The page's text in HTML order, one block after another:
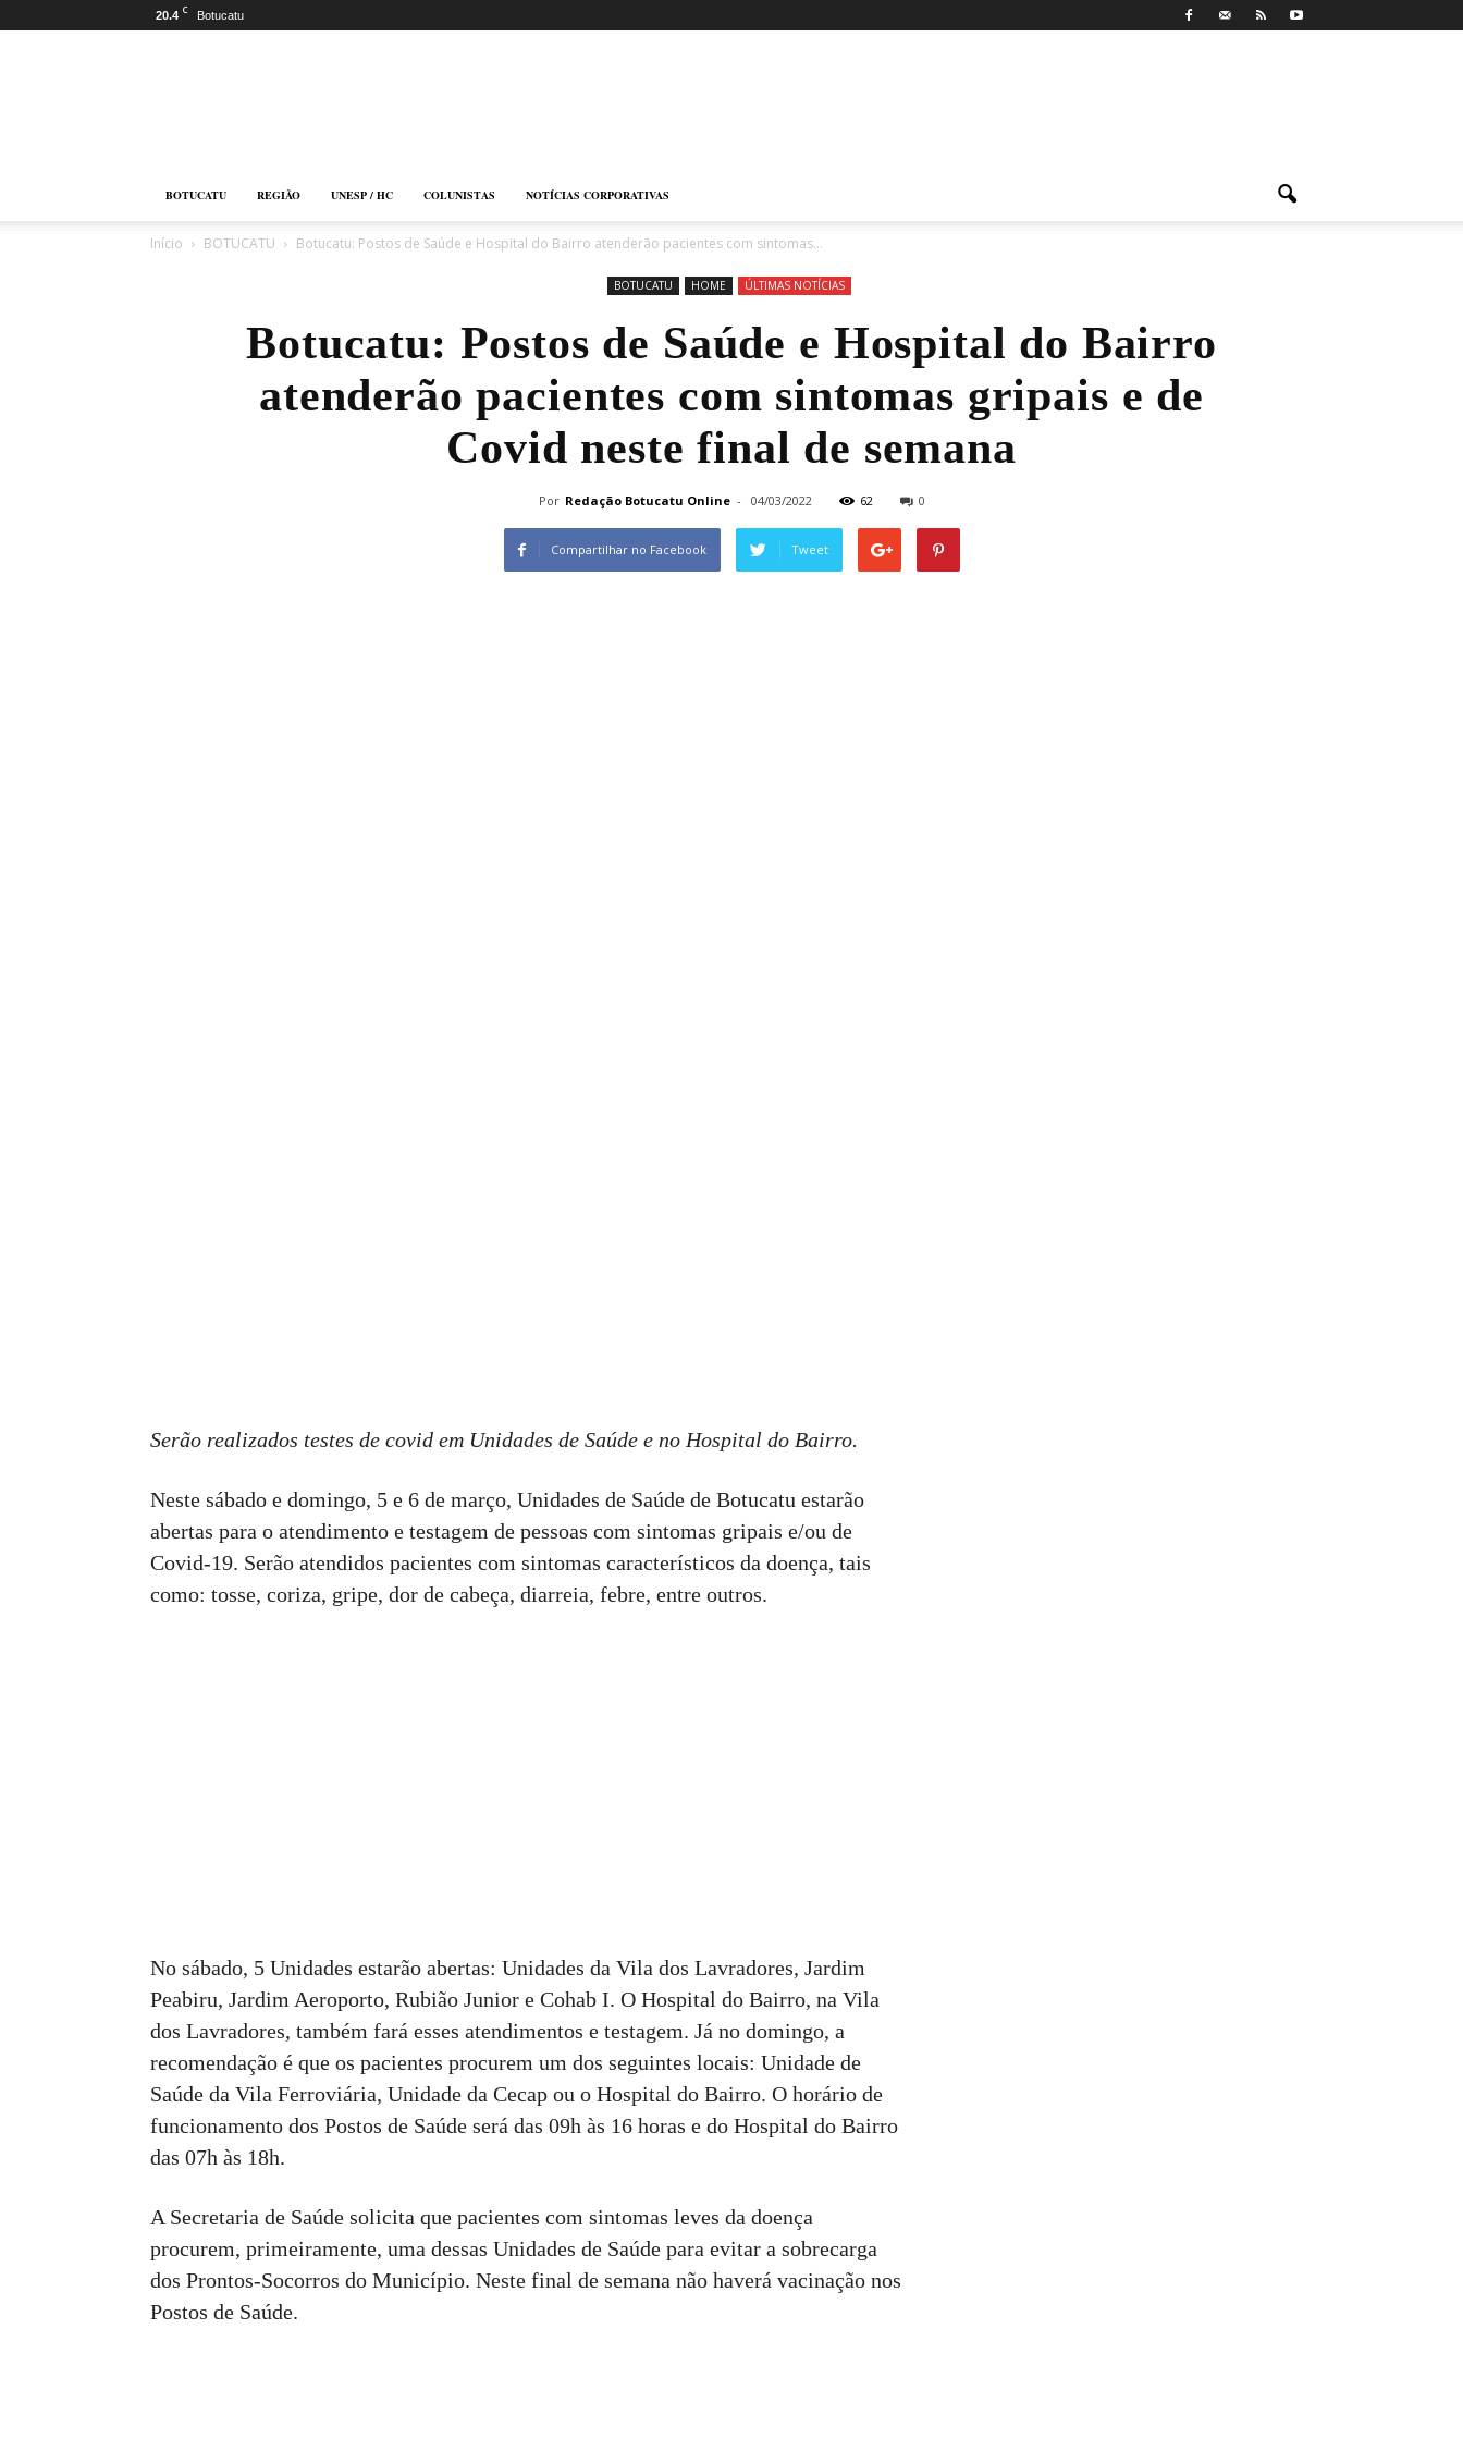
20.4 C Botucatu
BOTUCATU REGIÃO UNESP / HC COLUNISTAS NOTÍCIAS CORPORATIVAS
Início BOTUCATU Botucatu: Postos de Saúde e Hospital do Bairro atenderão pacientes com sintomas...
BOTUCATU HOME ÚLTIMAS NOTÍCIAS
Botucatu: Postos de Saúde e Hospital do Bairro
atenderão pacientes com sintomas gripais e de
Covid neste final de semana
Por Redação Botucatu Online - 04/03/2022 62 0
Compartilhar no Facebook Tweet
Serão realizados testes de covid em Unidades de Saúde e no Hospital do Bairro.
Neste sábado e domingo, 5 e 6 de março, Unidades de Saúde de Botucatu estarão
abertas para o atendimento e testagem de pessoas com sintomas gripais e/ou de
Covid-19. Serão atendidos pacientes com sintomas característicos da doença, tais
como: tosse, coriza, gripe, dor de cabeça, diarreia, febre, entre outros.
No sábado, 5 Unidades estarão abertas: Unidades da Vila dos Lavradores, Jardim
Peabiru, Jardim Aeroporto, Rubião Junior e Cohab I. O Hospital do Bairro, na Vila
dos Lavradores, também fará esses atendimentos e testagem. Já no domingo, a
recomendação é que os pacientes procurem um dos seguintes locais: Unidade de
Saúde da Vila Ferroviária, Unidade da Cecap ou o Hospital do Bairro. O horário de
funcionamento dos Postos de Saúde será das 09h às 16 horas e do Hospital do Bairro
das 07h às 18h.
A Secretaria de Saúde solicita que pacientes com sintomas leves da doença
procurem, primeiramente, uma dessas Unidades de Saúde para evitar a sobrecarga
dos Prontos-Socorros do Município. Neste final de semana não haverá vacinação nos
Postos de Saúde.